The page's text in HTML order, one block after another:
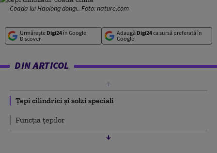
Coada lui Haolong dongi.. Foto: nature.com
Urmărește Digi24în Google
Discover
Adaugă Digi24ca sursă preferată în
Google
DIN ARTICOL
Țepi cilindrici și solzi speciali
Funcția țepilor